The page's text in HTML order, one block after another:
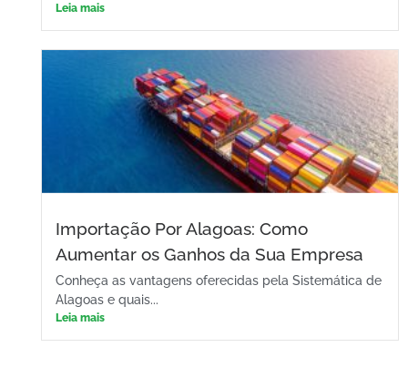
Leia mais
Importação Por Alagoas: Como
Aumentar os Ganhos da Sua Empresa
Conheça as vantagens oferecidas pela Sistemática de
Alagoas e quais...
Leia mais